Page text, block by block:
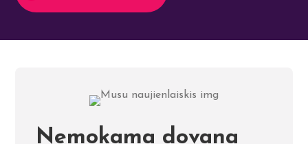
Nemokama dovana